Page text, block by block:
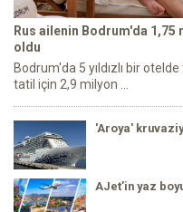
Rus ailenin Bodrum'da
oldu
Bodrum'da 5 yıldızlı bir
tatil için 2,9 milyon ...
'Aroya'
AJet’in yaz